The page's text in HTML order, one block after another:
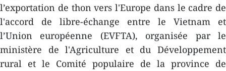
l’exportation de thon vers l'Europe dans le cadre de
l'accord de libre-échange entre le Vietnam et
l’Union européenne (EVFTA), organisée par le
ministère de l'Agriculture et du Développement
rural et le Comité populaire de la province de